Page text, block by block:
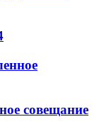
совещание